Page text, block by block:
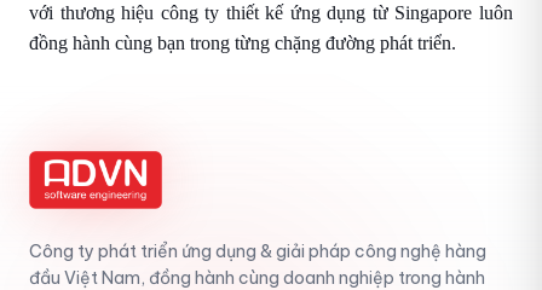
với thương hiệu công ty thiết kế ứng dụng từ Singapore luôn
đồng hành cùng bạn trong từng chặng đường phát triển.
Công ty phát triển ứng dụng & giải pháp công nghệ hàng
đầu Việt Nam, đồng hành cùng doanh nghiệp trong hành